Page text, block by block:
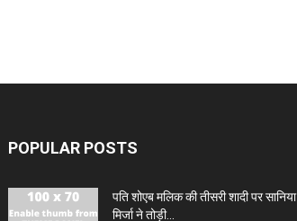
POPULAR POSTS
पति शोएब मलिक की तीसरी शादी पर सानिया
मिर्जा ने तोड़ी...